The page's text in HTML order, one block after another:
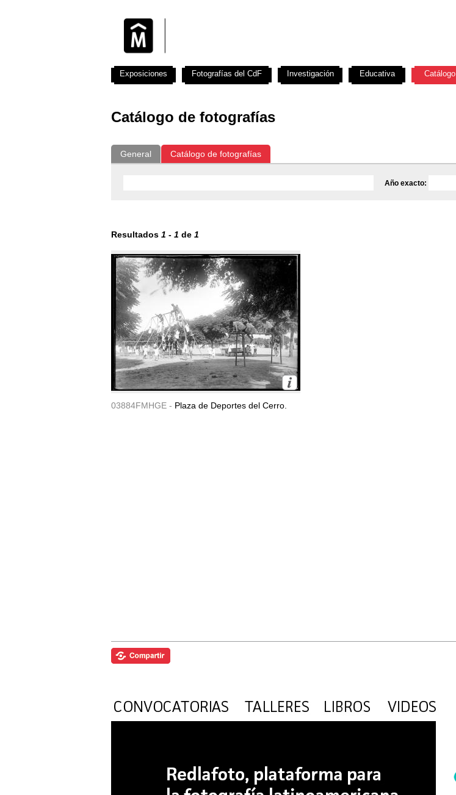
Catálogo de fotografías
General Catálogo de fotografías
Año exacto:
Resultados 1 - 1 de 1
03884FMHGE - Plaza de Deportes del Cerro.
Exposiciones Fotografías del CdF Investigación Educativa Catálogo